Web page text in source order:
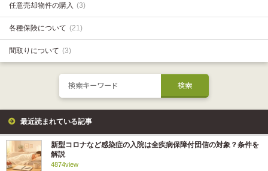
任意売却物件の購入 (3)
各種保険について (21)
間取りについて (3)
最近読まれている記事
新型コロナなど感染症の入院は全疾病保障付団信の対象？条件を
解説
4874view